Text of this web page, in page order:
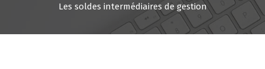
Les soldes intermédiaires de gestion